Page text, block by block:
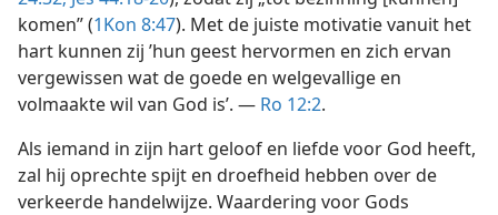
komen” (1Kon 8:47). Met de juiste motivatie vanuit het
hart kunnen zij ’hun geest hervormen en zich ervan
vergewissen wat de goede en welgevallige en
volmaakte wil van God is’. — Ro 12:2.
Als iemand in zijn hart geloof en liefde voor God heeft,
zal hij oprechte spijt en droefheid hebben over de
verkeerde handelwijze. Waardering voor Gods